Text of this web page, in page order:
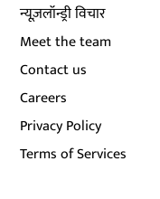
न्यूज़लॉन्ड्री विचार
Meet the team
Contact us
Careers
Privacy Policy
Terms of Services